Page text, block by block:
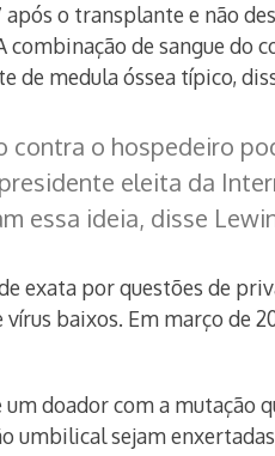
o transplante e não
de sangue do
medula óssea típico,
o hospedeiro
eleita da
essa ideia, disse
exata por questões de
baixos. Em março de
doador com a mutação
umbilical sejam